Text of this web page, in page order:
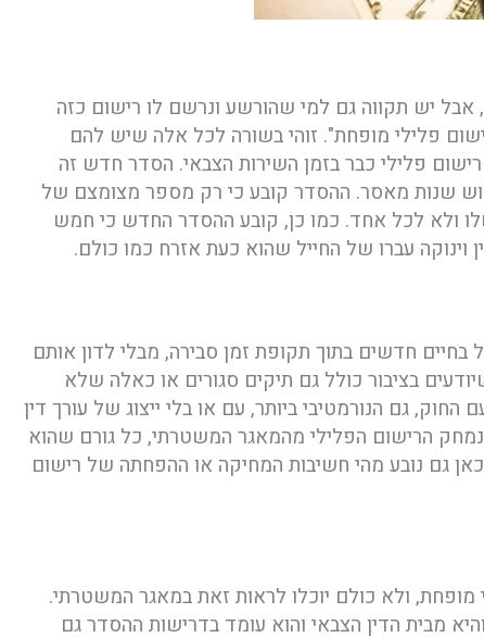
יש תקווה גם למי שהורשע ונרשם לו רישום כזה
"רישום פלילי מופחת". זוהי בשורה לכל אלה שיש להם
פלילי כבר בזמן השירות הצבאי. הסדר חדש זה
שנות מאסר. ההסדר קובע כי רק מספר מצומצם של
ולא לכל אחד. כמו כן, קובע ההסדר החדש כי חמש
וינוקה עברו של החייל שהוא כעת אזרח כמו כולם.
בחיים חדשים בתוך תקופת זמן סבירה, מבלי לדון אותם
בציבור כולל גם תיקים סגורים או כאלה שלא
גם הנורמטיבי ביותר, עם או בלי ייצוג של עורך דין
מתן פסק הדין נמחק הרישום הפלילי מהמאגר המשטרתי, כל גורם שהוא
גם נובע מהי חשיבות המחיקה או ההפחתה של רישום
מופחת, ולא כולם יוכלו לראות זאת במאגר המשטרתי.
מבית הדין הצבאי והוא עומד בדרישות ההסדר גם